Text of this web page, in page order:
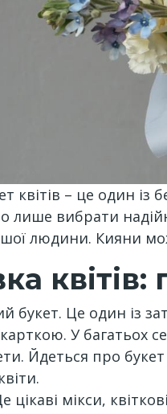
квітів – це один
лише вибрати
людини. Кияни
квітів:
букет. Це один із
У багатьох
Йдеться про
цікаві мікси,